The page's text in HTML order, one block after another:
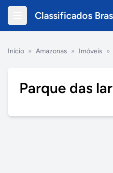
Classificados
Início » Amazonas » Imóveis »
Parque das